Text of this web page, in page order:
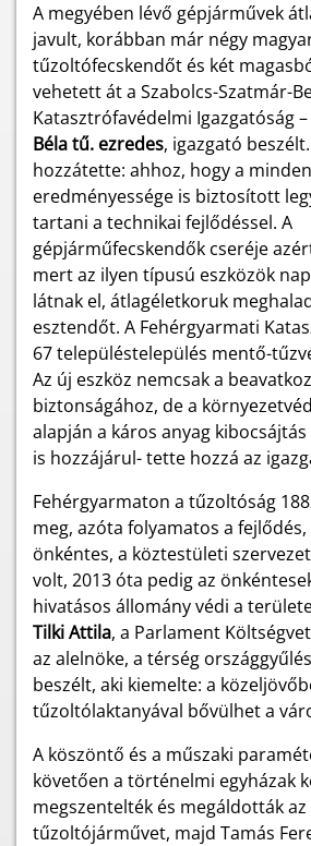
A megyében lévő gépjárművek
javult, korábban már négy
tűzoltófecskendőt és két
vehetett át a Szabolcs-Szatmár-
Katasztrófavédelmi Igazgatóság
Béla tű. ezredes, igazgató
hozzátette: ahhoz, hogy a
eredményessége is biztosított
tartani a technikai fejlődéssel. A
gépjárműfecskendők cseréje
mert az ilyen típusú eszközök
látnak el, átlagéletkoruk
esztendőt. A Fehérgyarmati
67 településtelepülés mentő-
Az új eszköz nemcsak a
biztonságához, de a
alapján a káros anyag
is hozzájárul- tette hozzá az
Fehérgyarmaton a tűzoltóság
meg, azóta folyamatos a fejlődés,
önkéntes, a köztestületi
volt, 2013 óta pedig az
hivatásos állomány védi a
Tilki Attila, a Parlament
az alelnöke, a térség
beszélt, aki kiemelte: a
tűzoltólaktanyával bővülhet a
A köszöntő és a műszaki
követően a történelmi egyházak
megszentelték és megáldották az
tűzoltójárművet, majd Tamás